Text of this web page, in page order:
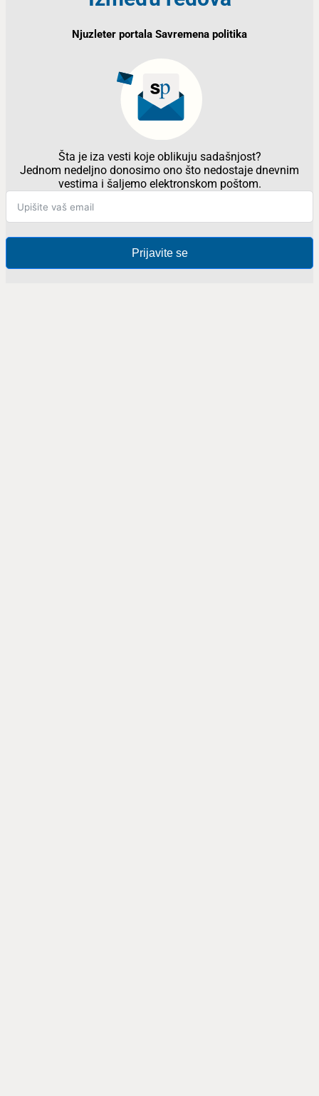
Njuzleter portala Savremena politika
Šta je iza vesti koje oblikuju sadašnjost?
Jednom nedeljno donosimo ono što nedostaje dnevnim
vestima i šaljemo elektronskom poštom.
Prijavite se